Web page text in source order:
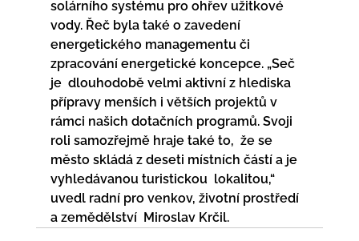
solárního systému pro ohřev užitkové
vody. Řeč byla také o zavedení
energetického managementu či
zpracování energetické koncepce. „Seč
je  dlouhodobě velmi aktivní z hlediska
přípravy menších i větších projektů v
rámci našich dotačních programů. Svoji
roli samozřejmě hraje také to,  že se
město skládá z deseti místních částí a je
vyhledávanou turistickou  lokalitou,“
uvedl radní pro venkov, životní prostředí
a zemědělství  Miroslav Krčil.